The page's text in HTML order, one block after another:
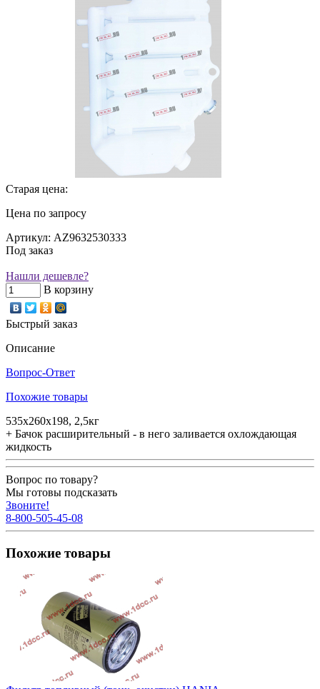
Старая цена:
Цена по запросу
Артикул: AZ9632530333
Под заказ
Нашли дешевле?
В корзину
Быстрый заказ
Описание
Вопрос-Ответ
Похожие товары
535х260х198, 2,5кг
+ Бачок расширительный - в него заливается охлождающая
жидкость
Вопрос по товару?
Мы готовы подсказать
Звоните!
8-800-505-45-08
Похожие товары